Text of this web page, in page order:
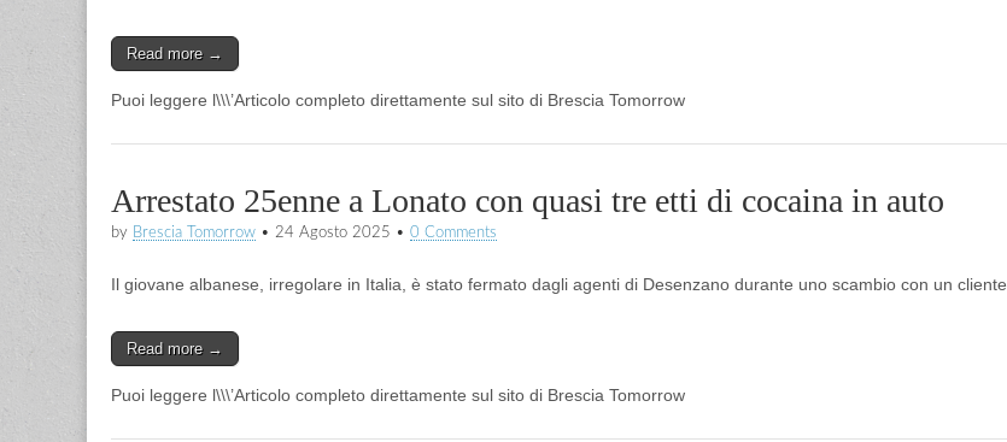
Read more →
Puoi leggere l\\\’Articolo completo direttamente sul sito di Brescia Tomorrow
Arrestato 25enne a Lonato con quasi tre etti di cocaina in auto
by Brescia Tomorrow • 24 Agosto 2025 • 0 Comments
Il giovane albanese, irregolare in Italia, è stato fermato dagli agenti di Desenzano durante uno scambio con un cliente
Read more →
Puoi leggere l\\\’Articolo completo direttamente sul sito di Brescia Tomorrow